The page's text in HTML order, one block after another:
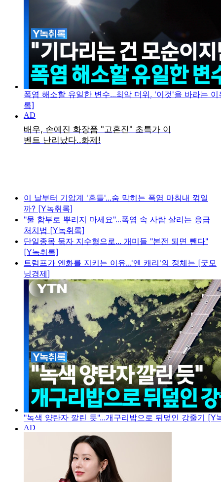
폭염 해소할 유일한 변수...최악 더위, '이것'을 바라는
록]
이 날부터 기압계 '흔들'...숨 막히는 폭염 마침내 꺾일
까? [Y녹취록]
"물 함부로 뿌리지 마세요"...폭염 속 사람 살리는 응급
처치법 [Y녹취록]
단일종목 묶자 지수형으로... 개미들 "본전 되면 뺀다"
[Y녹취록]
트럼프가 엔화를 지키는 이유...'엔 캐리'의 정체는 [굿모
닝경제]
"녹색 양탄자 깔린 듯"...개구리밥으로 뒤덮인 강줄기 [Y